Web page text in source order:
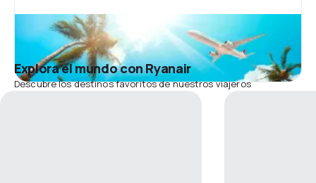
Explora el mundo con Ryanair
Descubre los destinos favoritos de nuestros viajeros